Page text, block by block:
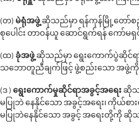
(တ) မဲရုံအဖွဲ့ ဆိုသည်မှာ ရန်ကုန်မြို့‌တော်စ
စု‌ပေါင်း တာဝန်ယူ ဆောင်ရွက်ရန် ‌ကေ
(ထ) ခုံအဖွဲ့ ဆိုသည်မှာ ‌ရွေး‌ကောက်ပွဲဆိုင်ရာ
သဘောတူညီချက်ဖြင့် ဖွဲ့စည်း‌သော အ
(ဒ ) ‌ရွေး‌ကောက်မှုဆိုင်ရာအခွင့်အ‌ရေး ဆိုသ
မပြုဘဲ ‌နေနိုင်‌သော အခွင့်အ‌ရေး၊ ကိုယ်စာ
မပြုဘဲနေနိုင်သော အခွင့် အရေးတို့ကို ဆို